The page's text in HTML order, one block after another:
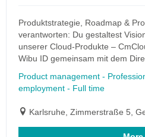
Produktstrategie, Roadmap &
verantworten: Du gestaltest
unserer Cloud-Produkte –
Wibu ID gemeinsam mit dem
Product management -
employment - Full time
Karlsruhe, Zimmerstraße 5,